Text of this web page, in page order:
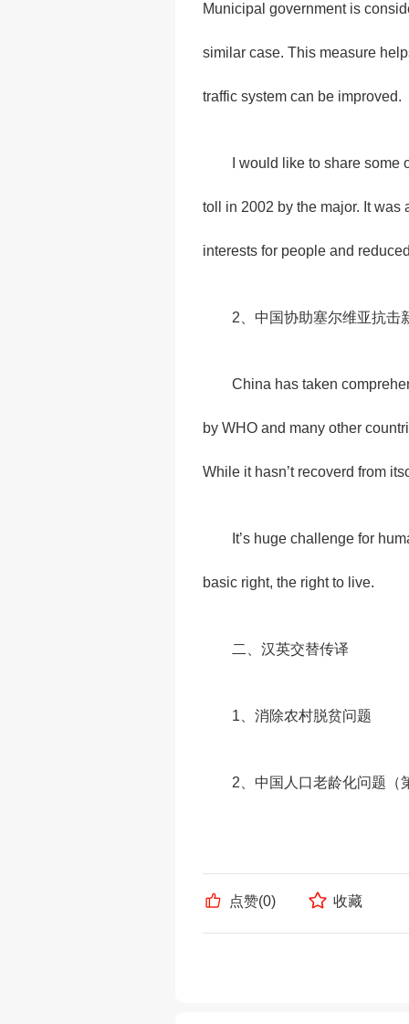
Municipal government is
similar case. This measure
traffic system can be improved.
I would like to share
toll in 2002 by the major. It was
interests for people and
2、中国协助塞尔维亚抗击
China has taken
by WHO and many other
While it hasn’t recoverd from
It’s huge challenge for
basic right, the right to live.
二、汉英交替传译
1、消除农村脱贫问题
2、中国人口老龄化问题（
点赞(0) 收藏